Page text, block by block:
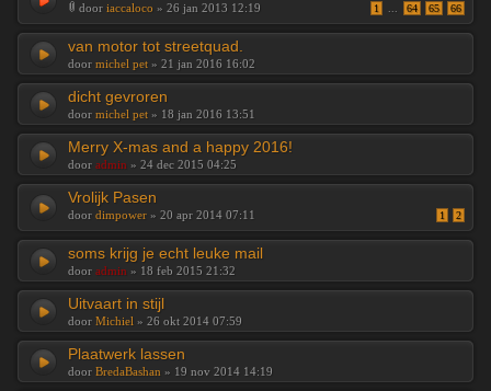
1 64 65 66
door iaccaloco » 26 jan 2013 12:19
van motor tot streetquad.
door michel pet » 21 jan 2016 16:02
dicht gevroren
door michel pet » 18 jan 2016 13:51
Merry X-mas and a happy 2016!
door admin » 24 dec 2015 04:25
Vrolijk Pasen
1 2
door dimpower » 20 apr 2014 07:11
soms krijg je echt leuke mail
door admin » 18 feb 2015 21:32
Uitvaart in stijl
door Michiel » 26 okt 2014 07:59
Plaatwerk lassen
door BredaBashan » 19 nov 2014 14:19